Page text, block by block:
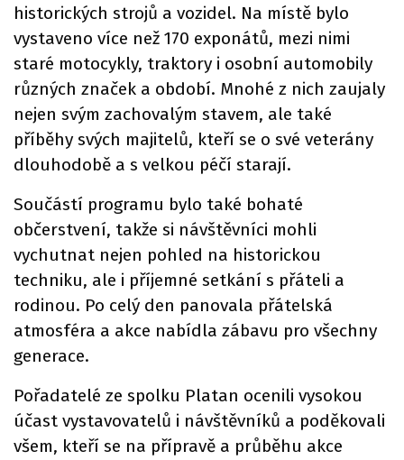
historických strojů a vozidel. Na místě bylo
vystaveno více než 170 exponátů, mezi nimi
staré motocykly, traktory i osobní automobily
různých značek a období. Mnohé z nich zaujaly
nejen svým zachovalým stavem, ale také
příběhy svých majitelů, kteří se o své veterány
dlouhodobě a s velkou péčí starají.
Součástí programu bylo také bohaté
občerstvení, takže si návštěvníci mohli
vychutnat nejen pohled na historickou
techniku, ale i příjemné setkání s přáteli a
rodinou. Po celý den panovala přátelská
atmosféra a akce nabídla zábavu pro všechny
generace.
Pořadatelé ze spolku Platan ocenili vysokou
účast vystavovatelů i návštěvníků a poděkovali
všem, kteří se na přípravě a průběhu akce